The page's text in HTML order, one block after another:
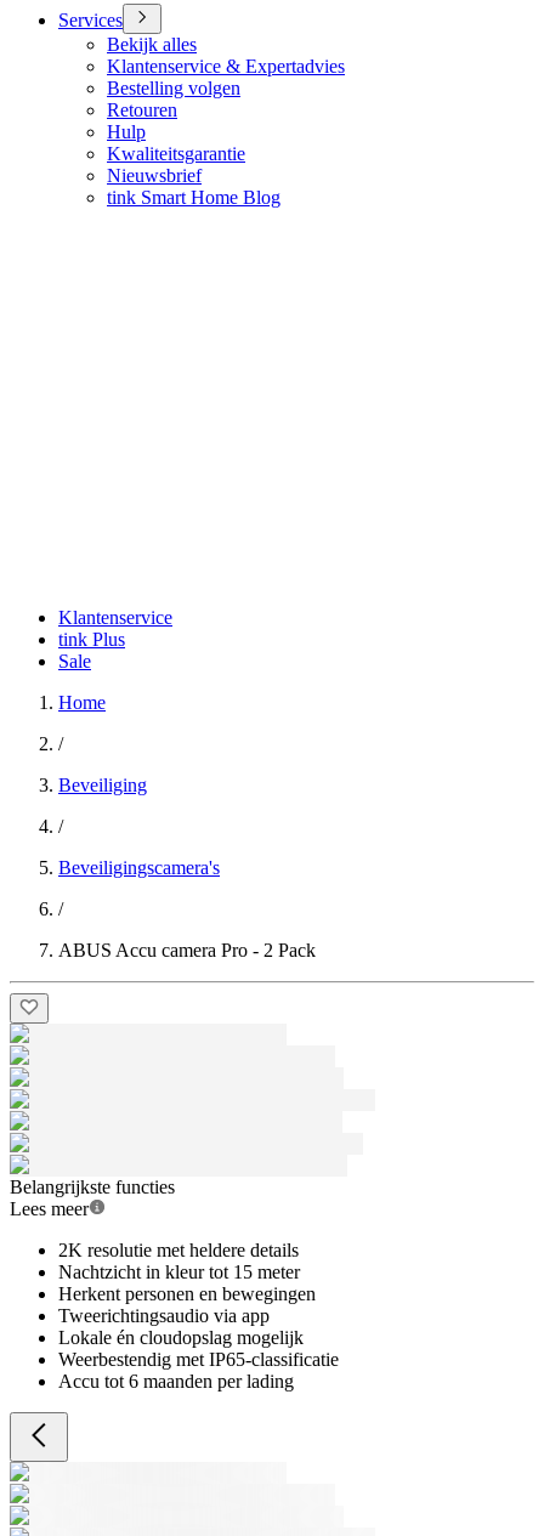
Services
Bekijk alles
Klantenservice & Expertadvies
Bestelling volgen
Retouren
Hulp
Kwaliteitsgarantie
Nieuwsbrief
tink Smart Home Blog
Klantenservice
tink Plus
Sale
Home
/
Beveiliging
/
Beveiligingscamera's
/
ABUS Accu camera Pro - 2 Pack
Belangrijkste functies
Lees meer
2K resolutie met heldere details
Nachtzicht in kleur tot 15 meter
Herkent personen en bewegingen
Tweerichtingsaudio via app
Lokale én cloudopslag mogelijk
Weerbestendig met IP65-classificatie
Accu tot 6 maanden per lading